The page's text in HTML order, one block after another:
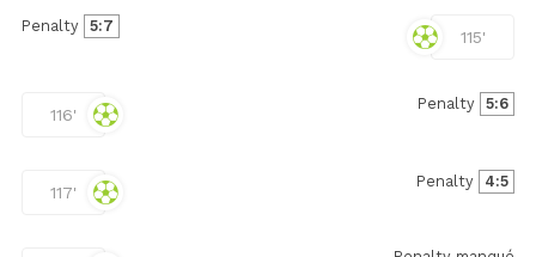
115'
Penalty 5:7
116'
Penalty 5:6
117'
Penalty 4:5